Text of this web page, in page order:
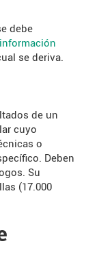
debe
se deriva.
de un
cuyo
o
Deben
Su
(17.000